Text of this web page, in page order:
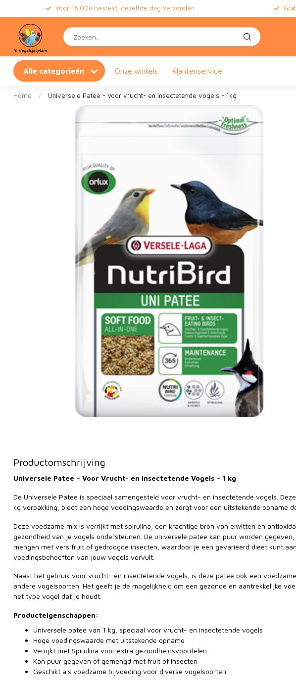
Voor 16.00u besteld, dezelfde dag verzonden
Alle categorieën Onze winkels Klantenservice
Home / Universele Patee - Voor vrucht- en insectetende vogels - 1kg
Productomschrijving
Universele Patee – Voor Vrucht- en Insectetende Vogels – 1 kg
De Universele Patee is speciaal samengesteld voor vrucht- en insectetende vogels.
kg verpakking, biedt een hoge voedingswaarde en zorgt voor een uitstekende opname
Deze voedzame mix is verrijkt met spirulina, een krachtige bron van eiwitten en
gezondheid van je vogels ondersteunen. De universele patee kan puur worden
mengen met vers fruit of gedroogde insecten, waardoor je een gevarieerd dieet kunt
voedingsbehoeften van jouw vogels vervult.
Naast het gebruik voor vrucht- en insectetende vogels, is deze patee ook een
andere vogelsoorten. Het geeft je de mogelijkheid om een gezonde en aantrekkelijke
het type vogel dat je houdt.
Producteigenschappen:
Universele patee van 1 kg, speciaal voor vrucht- en insectetende vogels
Hoge voedingswaarde met uitstekende opname
Verrijkt met Spirulina voor extra gezondheidsvoordelen
Kan puur gegeven of gemengd met fruit of insecten
Geschikt als voedzame bijvoeding voor diverse vogelsoorten